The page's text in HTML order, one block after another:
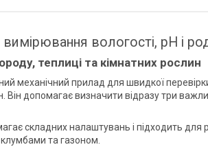
вологості, pH і
теплиці та кімнатних рослин
механічний прилад для швидкої
допомагає визначити відразу три
складних налаштувань і підходить
та газоном.